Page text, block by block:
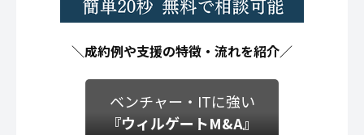
＼成約例や支援の特徴・流れを紹介／
ベンチャー・ITに強い
『ウィルゲートM&A』